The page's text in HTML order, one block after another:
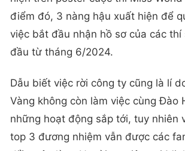
điểm đó, 3 nàng hậu xuất hiện để
việc bắt đầu nhận hồ sơ của các
đầu từ tháng 6/2024.
Dẫu biết việc rời công ty cũng là lí
Vàng không còn làm việc cùng Đào
những hoạt động sắp tới, tuy nhiên
top 3 đương nhiệm vẫn được các